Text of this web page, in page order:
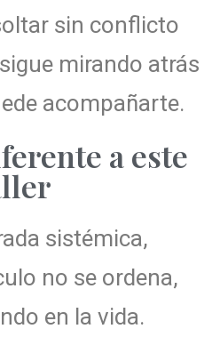
sin conflicto
mirando atrás
acompañarte.
a este
sistémica,
no se ordena,
en la vida.